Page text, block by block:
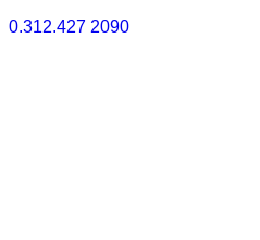
0.312.427 2090